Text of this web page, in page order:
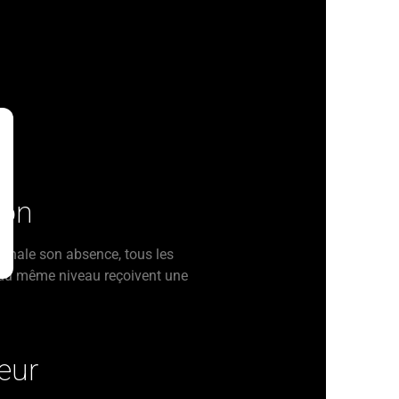
son absence, tous les
même niveau reçoivent une